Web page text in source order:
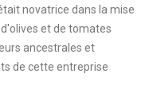
novatrice dans la mise
et de tomates
ancestrales et
de cette entreprise